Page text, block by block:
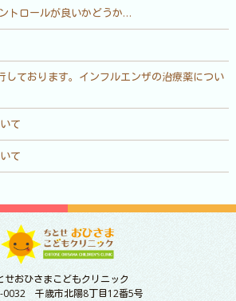
トロールが良いかどうか…
しております。インフルエンザの治療薬につい
て
て
せおひさまこどもクリニック
0032 千歳市北陽8丁目12番5号